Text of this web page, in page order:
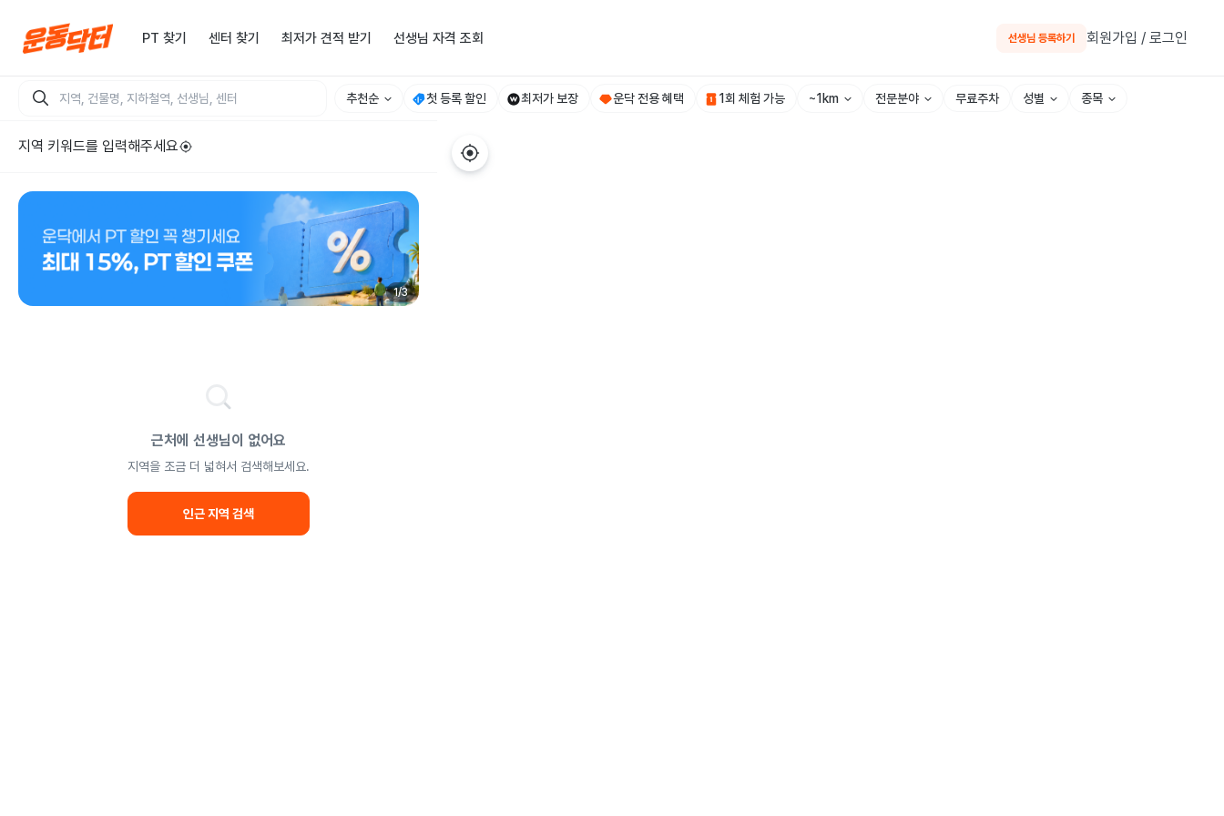
PT 찾기 센터 찾기 최저가 견적 받기 선생님 자격 조회 선생님 등록하기 회원가입 / 로그인
추천순 첫 등록 할인 최저가 보장 운닥 전용 혜택 1회 체험 가능 ~1km 전문분야 무료주차 성별 종목
지역 키워드를 입력해주세요
1/3
근처에 선생님이 없어요
지역을 조금 더 넓혀서 검색해보세요.
인근 지역 검색